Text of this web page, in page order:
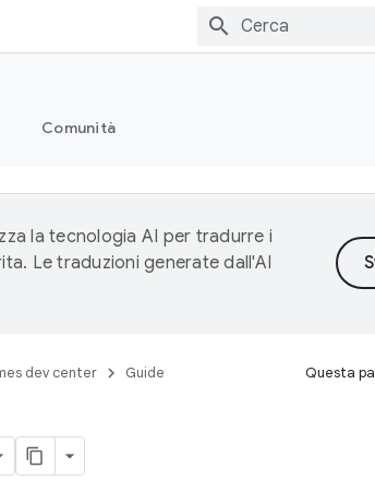
Comunità
la tecnologia AI per tradurre i
Le traduzioni generate dall'AI
dev center Guide Questa